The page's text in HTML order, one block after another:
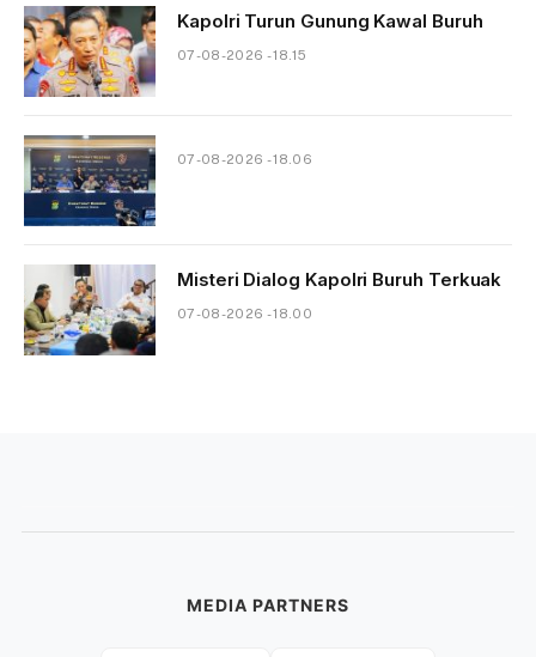
Kapolri Turun Gunung Kawal Buruh
07-08-2026 - 18.15
07-08-2026 - 18.06
Misteri Dialog Kapolri Buruh Terkuak
07-08-2026 - 18.00
MEDIA PARTNERS